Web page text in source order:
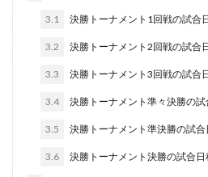
3.1 決勝トーナメント1回戦の試合
3.2 決勝トーナメント2回戦の試合
3.3 決勝トーナメント3回戦の試合
3.4 決勝トーナメント準々決勝の
3.5 決勝トーナメント準決勝の試
3.6 決勝トーナメント決勝の試合